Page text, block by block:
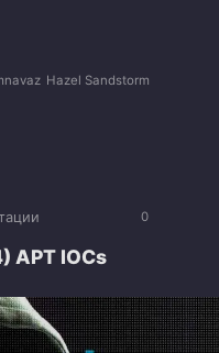
Hazel Sandstorm
0
APT IOCs